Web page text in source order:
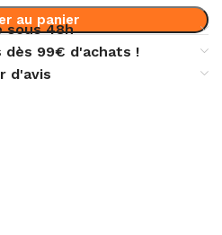
au panier
sous 48h
99€ d'achats !
d'avis